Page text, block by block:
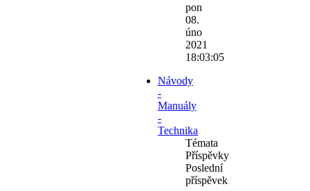
poslední
příspěvek
pon
08.
úno
2021
18:03:05
Návody
-
Manuály
-
Technika
Témata
Příspěvky
Poslední
příspěvek